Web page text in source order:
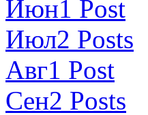
Июн1 Post
Июл2 Posts
Авг1 Post
Сен2 Posts